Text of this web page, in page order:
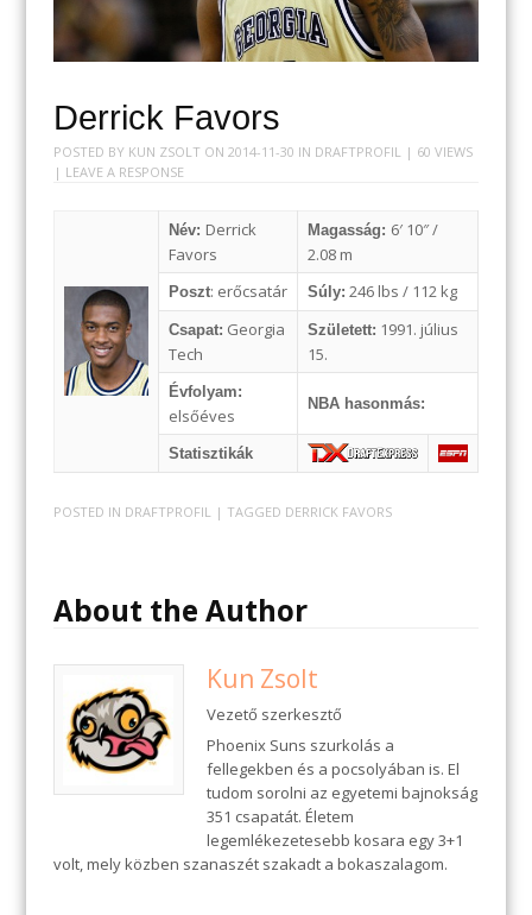
Derrick Favors
POSTED BY KUN ZSOLT ON 2014-11-30 IN DRAFTPROFIL| 60 VIEWS
| LEAVE A RESPONSE
Név: Derrick
Favors
Magasság: 6′ 10″ /
2.08 m
Poszt: erőcsatár Súly: 246 lbs / 112 kg
Csapat: Georgia
Tech
Született: 1991. július
15.
Évfolyam:
elsőéves
NBA hasonmás:
Statisztikák
POSTED IN DRAFTPROFIL | TAGGED DERRICK FAVORS
About the Author
Kun Zsolt
Vezető szerkesztő
Phoenix Suns szurkolás a
fellegekben és a pocsolyában is. El
tudom sorolni az egyetemi bajnokság
351 csapatát. Életem
legemlékezetesebb kosara egy 3+1
volt, mely közben szanaszét szakadt a bokaszalagom.